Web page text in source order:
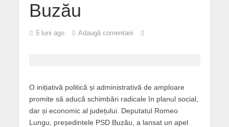
Buzău
5 luni ago Adaugă comentarii
O inițiativă politică și administrativă de amploare
promite să aducă schimbări radicale în planul social,
dar și economic al județului. Deputatul Romeo
Lungu, președintele PSD Buzău, a lansat un apel